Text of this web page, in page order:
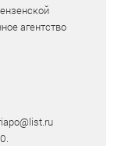
агентство